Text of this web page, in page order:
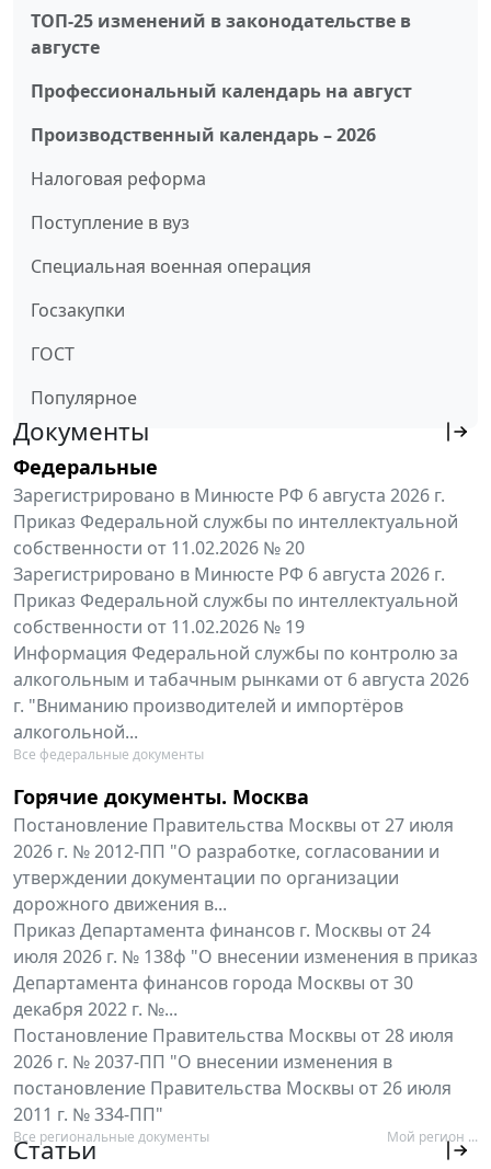
ТОП-25 изменений в законодательстве в
августе
Профессиональный календарь на август
Производственный календарь – 2026
Налоговая реформа
Поступление в вуз
Специальная военная операция
Госзакупки
ГОСТ
Популярное
Документы
Федеральные
Зарегистрировано в Минюсте РФ 6 августа 2026 г.
Приказ Федеральной службы по интеллектуальной
собственности от 11.02.2026 № 20
Зарегистрировано в Минюсте РФ 6 августа 2026 г.
Приказ Федеральной службы по интеллектуальной
собственности от 11.02.2026 № 19
Информация Федеральной службы по контролю за
алкогольным и табачным рынками от 6 августа 2026
г. "Вниманию производителей и импортёров
алкогольной...
Все федеральные документы
Горячие документы. Москва
Постановление Правительства Москвы от 27 июля
2026 г. № 2012-ПП "О разработке, согласовании и
утверждении документации по организации
дорожного движения в...
Приказ Департамента финансов г. Москвы от 24
июля 2026 г. № 138ф "О внесении изменения в приказ
Департамента финансов города Москвы от 30
декабря 2022 г. №...
Постановление Правительства Москвы от 28 июля
2026 г. № 2037-ПП "О внесении изменения в
постановление Правительства Москвы от 26 июля
2011 г. № 334-ПП"
Все региональные документы Мой регион ...
Статьи